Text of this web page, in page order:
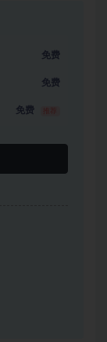
免费
免费
免费